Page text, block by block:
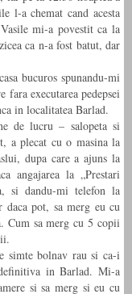
l-a chemat cand acesta
mi-a povestit ca la
ca n-a fost batut, dar
bucuros spunandu-mi
executarea pedepsei
in localitatea Barlad.
de lucru – salopeta si
a plecat cu o masina la
dupa care a ajuns la
angajarea la „Prestari
si dandu-mi telefon la
daca pot, sa merg eu cu
Cum sa merg cu 5 copii
simte bolnav rau si ca-i
in Barlad. Mi-a
si sa merg si eu cu